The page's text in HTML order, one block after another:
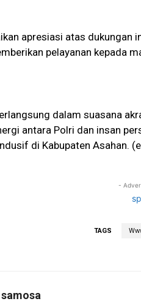
apresiasi atas dukungan
pelayanan kepada
dalam suasana
antara Polri dan insan
di Kabupaten Asahan.
-
TAGS
samosa